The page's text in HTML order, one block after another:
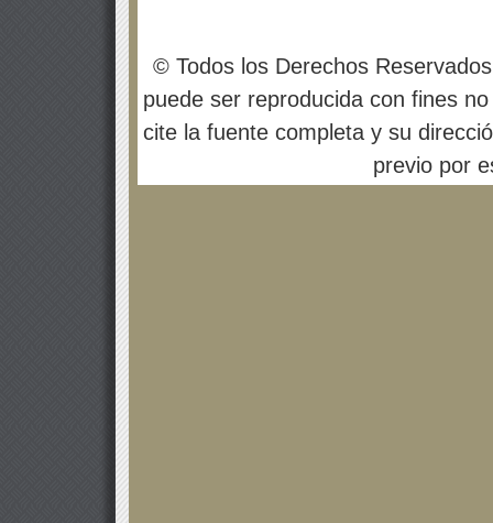
© Todos los Derechos
puede ser reproducida con fines
cite la fuente completa y su
previo por